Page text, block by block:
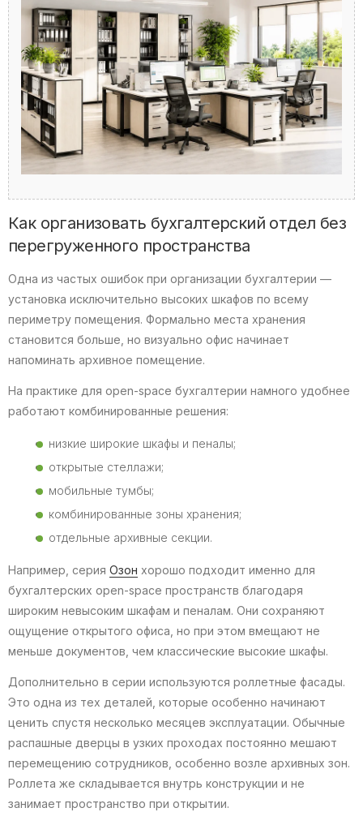
Как организовать бухгалтерский отдел без
перегруженного пространства
Одна из частых ошибок при организации бухгалтерии —
установка исключительно высоких шкафов по всему
периметру помещения. Формально места хранения
становится больше, но визуально офис начинает
напоминать архивное помещение.
На практике для open-space бухгалтерии намного удобнее
работают комбинированные решения:
низкие широкие шкафы и пеналы;
открытые стеллажи;
мобильные тумбы;
комбинированные зоны хранения;
отдельные архивные секции.
Например, серия Озон хорошо подходит именно для
бухгалтерских open-space пространств благодаря
широким невысоким шкафам и пеналам. Они сохраняют
ощущение открытого офиса, но при этом вмещают не
меньше документов, чем классические высокие шкафы.
Дополнительно в серии используются роллетные фасады.
Это одна из тех деталей, которые особенно начинают
ценить спустя несколько месяцев эксплуатации. Обычные
распашные дверцы в узких проходах постоянно мешают
перемещению сотрудников, особенно возле архивных зон.
Роллета же складывается внутрь конструкции и не
занимает пространство при открытии.